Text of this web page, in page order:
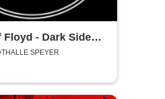
Floyd - Dark Side
SPEYER